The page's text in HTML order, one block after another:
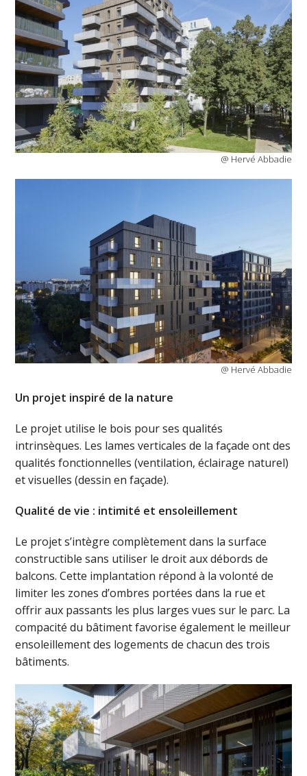
@ Hervé Abbadie
@ Hervé Abbadie
Un projet inspiré de la nature
Le projet utilise le bois pour ses qualités
intrinsèques. Les lames verticales de la façade ont des
qualités fonctionnelles (ventilation, éclairage naturel)
et visuelles (dessin en façade).
Qualité de vie : intimité et ensoleillement
Le projet s’intègre complètement dans la surface
constructible sans utiliser le droit aux débords de
balcons. Cette implantation répond à la volonté de
limiter les zones d’ombres portées dans la rue et
offrir aux passants les plus larges vues sur le parc. La
compacité du bâtiment favorise également le meilleur
ensoleillement des logements de chacun des trois
bâtiments.